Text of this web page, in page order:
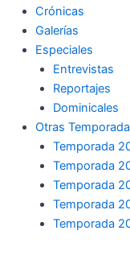
Crónicas
Galerías
Especiales
Entrevistas
Reportajes
Dominicales
Otras
Temporada
Temporada
Temporada
Temporada
Temporada